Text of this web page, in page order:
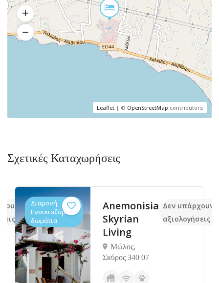
Leaflet | © OpenStreetMap contributors
Σχετικές Καταχωρήσεις
ακόμαΔιαμονή,
Ενοικιαζόμενα
δωμάτια
Anemonisia
Skyrian
Living
Μώλος,
Σκύρος 340 07
Δεν υπάρχουν
αξιολογήσεις